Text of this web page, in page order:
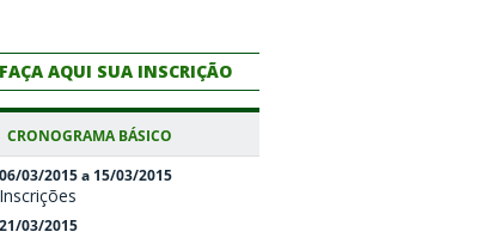
FAÇA AQUI SUA INSCRIÇÃO
CRONOGRAMA BÁSICO
06/03/2015 a 15/03/2015
Inscrições
21/03/2015